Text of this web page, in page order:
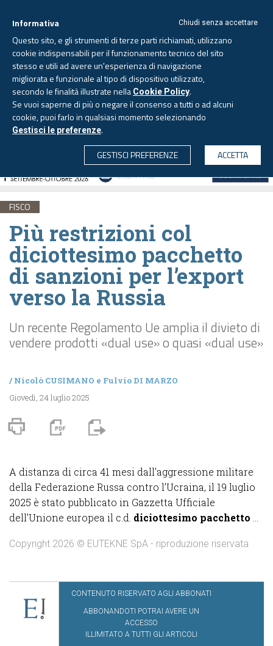
CERCA
Venerdì, 7 agosto 2026 - Aggiornato alle 6.00
FISCO
Più restrizioni col
diciottesimo pacchetto
di sanzioni per l’export
verso la Russia
Un recente Regolamento Ue amplia il divieto di
vendere prodotti «dual use» o quasi «dual use»
/Nicolò CUSIMANO e Fulvio DI MARZO
Giovedì, 24 luglio 2025
A distanza di circa 41 mesi dall’aggressione militare
della Federazione Russa contro l’Ucraina, il 19 luglio
2025 è stato pubblicato in Gazzetta Ufficiale
dell’Unione europea il c.d. diciottesimo pacchetto
Copyright 2026 © EUTEKNE SpA - riproduzione riservata
CONTENUTO RISERVATO AGLI ABBONATI
ABBONANDOTI POTRAI AVERE UN
ACCESSO
ILLIMITATO A TUTTI GLI ARTICOLI
Chiudi senza accettare
Informativa
Questo sito, e gli strumenti di terze parti richiamati, utilizzano
cookie indispensabili per il funzionamento tecnico del sito
stesso e utili ad avere un'esperienza di navigazione
migliorata e funzionale al tipo di dispositivo utilizzato,
secondo le finalità illustrate nella Cookie Policy.
Se vuoi saperne di più o negare il consenso a tutti o ad alcuni
cookie, puoi farlo in qualsiasi momento selezionando
Gestisci le preferenze.
GESTISCI PREFERENZE
ACCETTA